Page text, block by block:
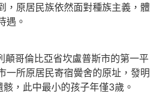
，原居民族依然面對種族主義，體
遇。
顛哥倫比亞省坎盧普斯市的第一平
一所原居民寄宿黌舍的原址，發明
，此中最小的孩子年僅3歲。